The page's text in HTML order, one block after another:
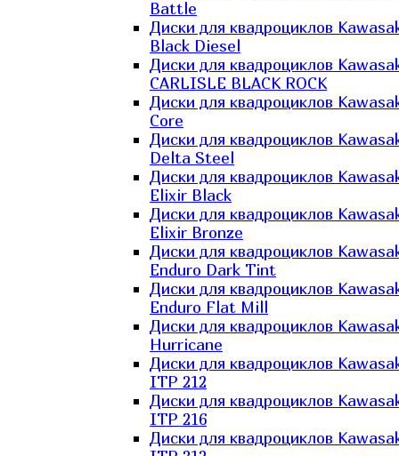
Battle
Диски для квадроциклов
Black Diesel
Диски для квадроциклов
CARLISLE BLACK ROCK
Диски для квадроциклов
Core
Диски для квадроциклов
Delta Steel
Диски для квадроциклов
Elixir Black
Диски для квадроциклов
Elixir Bronze
Диски для квадроциклов
Enduro Dark Tint
Диски для квадроциклов
Enduro Flat Mill
Диски для квадроциклов
Hurricane
Диски для квадроциклов
ITP 212
Диски для квадроциклов
ITP 216
Диски для квадроциклов